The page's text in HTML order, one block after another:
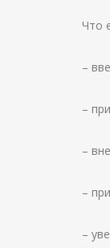
Что
–
–
–
–
–